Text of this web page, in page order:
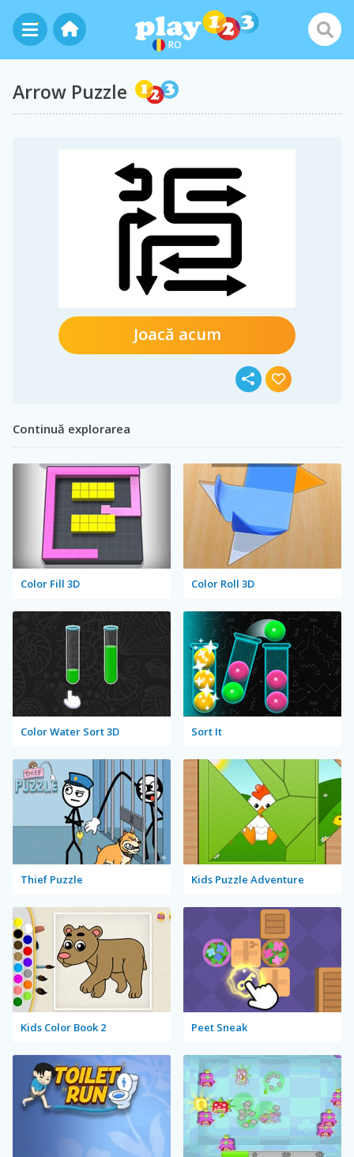
RO
Arrow Puzzle
Joacă acum
Continuă explorarea
Color Fill 3D Color Roll 3D
Color Water Sort 3D Sort It
Thief Puzzle Kids Puzzle Adventure
Kids Color Book 2 Peet Sneak